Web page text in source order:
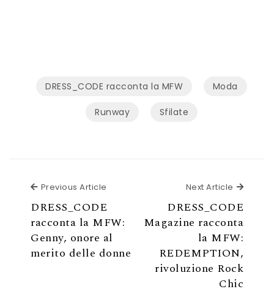
DRESS_CODE racconta la MFW Moda
Runway Sfilate
Previous Article
DRESS_CODE
racconta la MFW:
Genny, onore al
merito delle donne
Next Article Next
DRESS_CODE
Magazine racconta
la MFW:
REDEMPTION,
rivoluzione Rock
Chic